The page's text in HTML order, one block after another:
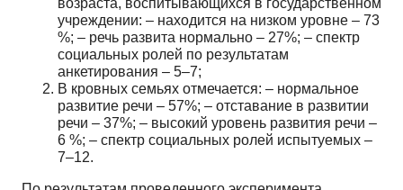
учреждении: – находится на низком уровне – 73
%; – речь развита нормально – 27%; – спектр
социальных ролей по результатам
анкетирования – 5–7;
В кровных семьях отмечается: – нормальное
развитие речи – 57%; – отставание в развитии
речи – 37%; – высокий уровень развития речи –
6 %; – спектр социальных ролей испытуемых –
7–12.